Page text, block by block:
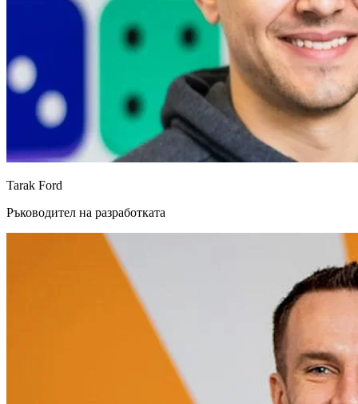
Tarak Ford
Ръководител на разработката